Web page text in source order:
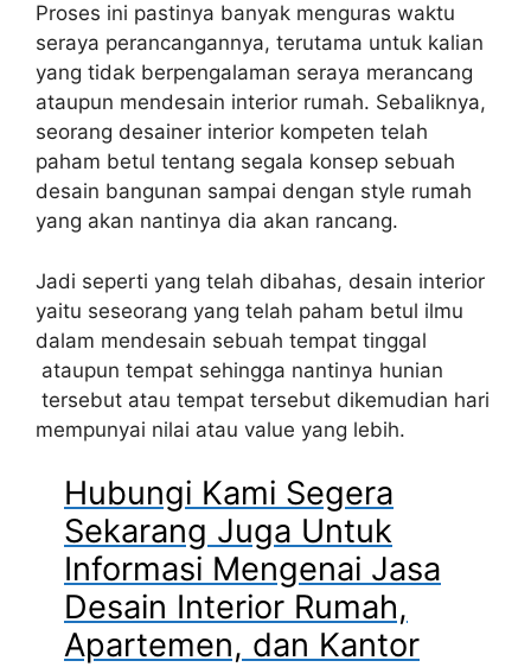
Proses ini pastinya banyak menguras waktu
seraya perancangannya, terutama untuk kalian
yang tidak berpengalaman seraya merancang
ataupun mendesain interior rumah. Sebaliknya,
seorang desainer interior kompeten telah
paham betul tentang segala konsep sebuah
desain bangunan sampai dengan style rumah
yang akan nantinya dia akan rancang.
Jadi seperti yang telah dibahas, desain interior
yaitu seseorang yang telah paham betul ilmu
dalam mendesain sebuah tempat tinggal
ataupun tempat sehingga nantinya hunian
tersebut atau tempat tersebut dikemudian hari
mempunyai nilai atau value yang lebih.
Hubungi Kami Segera
Sekarang Juga Untuk
Informasi Mengenai Jasa
Desain Interior Rumah,
Apartemen, dan Kantor